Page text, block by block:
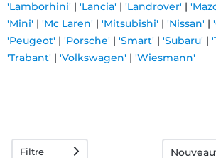
rapide
Échange
Droit de
'Lamborhini' | 'Lancia' | 'Landrover' |
'Mini' | 'Mc Laren' | 'Mitsubishi' | 'Nissan' |
'Peugeot' | 'Porsche' | 'Smart' | 'Subaru' |
'Trabant' | 'Volkswagen' | 'Wiesmann'
Filtre